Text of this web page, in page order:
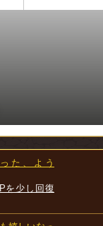
た、よう
を少し回復